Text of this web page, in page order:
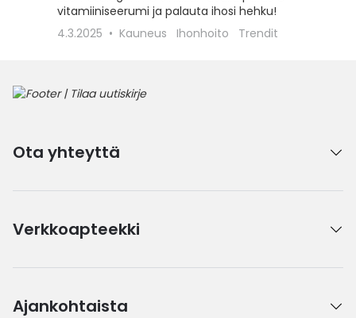
vitamiiniseerumi ja palauta ihosi hehku!
4.3.2025
Kauneus Ihonhoito Trendit
Ota yhteyttä
Verkkoapteekki
Ajankohtaista